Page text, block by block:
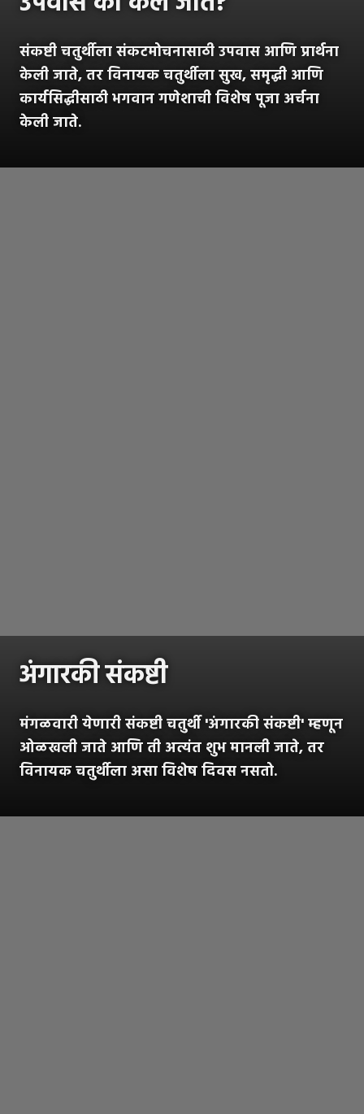
संकष्टी चतुर्थीला संकटमोचनासाठी उपवास आणि प्रार्थना
केली जाते, तर विनायक चतुर्थीला सुख, समृद्धी आणि
कार्यसिद्धीसाठी भगवान गणेशाची विशेष पूजा अर्चना
केली जाते.
अंगारकी संकष्टी
मंगळवारी येणारी संकष्टी चतुर्थी 'अंगारकी संकष्टी' म्हणून
ओळखली जाते आणि ती अत्यंत शुभ मानली जाते, तर
विनायक चतुर्थीला असा विशेष दिवस नसतो.